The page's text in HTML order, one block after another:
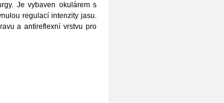
Je vybaven okulárem s
regulací intenzity jasu.
a antireflexní vrstvu pro